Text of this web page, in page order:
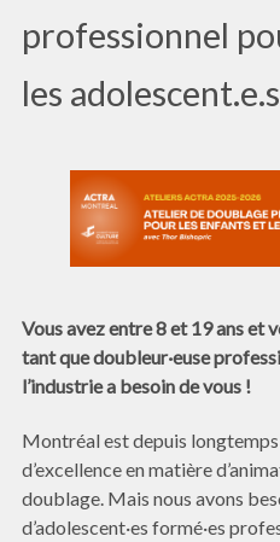
professionnel
les adolescent.e.s
Vous avez entre 8 et 19 ans et
tant que doubleur·euse
l’industrie a besoin de vous !
Montréal est depuis
d’excellence en matière
doublage. Mais nous avons
d’adolescent·es formé·es